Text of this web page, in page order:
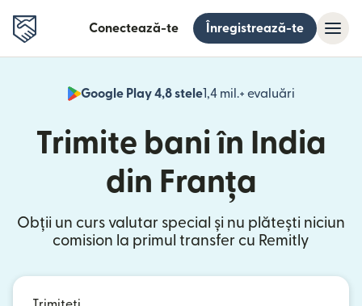
Conectează-te Înregistrează-te
Google Play 4,8 stele1,4 mil.+ evaluări
(se
Trimite bani în India
din Franța
Obții un curs valutar special și nu plătești niciun
comision la primul transfer cu Remitly